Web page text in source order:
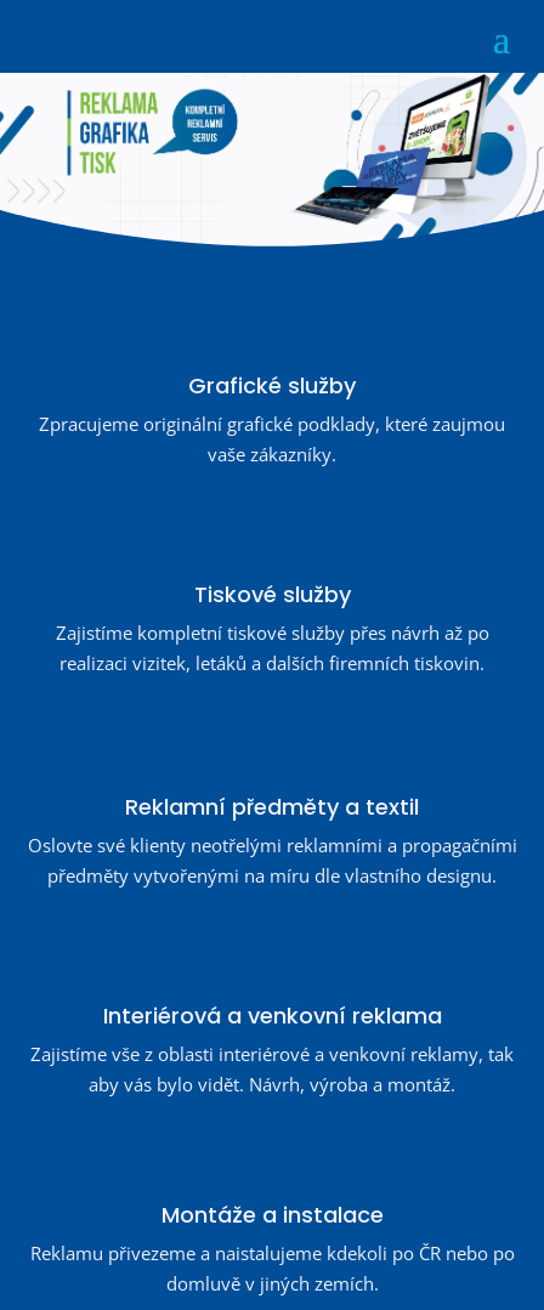
Grafické služby
Zpracujeme originální grafické podklady, které zaujmou
vaše zákazníky.
Tiskové služby
Zajistíme kompletní tiskové služby přes návrh až po
realizaci vizitek, letáků a dalších firemních tiskovin.
Reklamní předměty a textil
Oslovte své klienty neotřelými reklamními a propagačními
předměty vytvořenými na míru dle vlastního designu.
Interiérová a venkovní reklama
Zajistíme vše z oblasti interiérové a venkovní reklamy, tak
aby vás bylo vidět. Návrh, výroba a montáž.
Montáže a instalace
Reklamu přivezeme a naistalujeme kdekoli po ČR nebo po
domluvě v jiných zemích.